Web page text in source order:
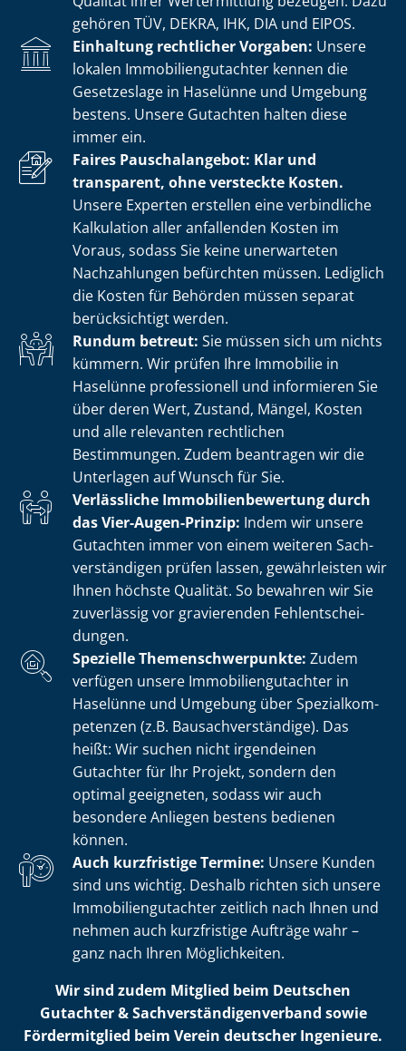
gehören TÜV, DEKRA, IHK, DIA und EIPOS.
Einhaltung rechtlicher Vorgaben: Unsere
lokalen Im­mo­bi­li­en­gut­ach­ter kennen die
Gesetzeslage in Haselünne und Umgebung
bestens. Unsere Gutachten halten diese
immer ein.
Faires Pauschalangebot: Klar und
transparent, ohne versteckte Kosten.
Unsere Experten erstellen eine verbindliche
Kalkulation aller anfallenden Kosten im
Voraus, sodass Sie keine unerwarteten
Nachzahlungen befürchten müssen. Lediglich
die Kosten für Behörden müssen separat
berücksichtigt werden.
Rundum betreut: Sie müssen sich um nichts
kümmern. Wir prüfen Ihre Immobilie in
Haselünne professionell und informieren Sie
über deren Wert, Zustand, Mängel, Kosten
und alle relevanten rechtlichen
Bestimmungen. Zudem beantragen wir die
Unterlagen auf Wunsch für Sie.
Verlässliche Im­mo­bi­li­en­be­wer­tung durch
das Vier-Augen-Prinzip: Indem wir unsere
Gutachten immer von einem weiteren Sach­
ver­stän­di­gen prüfen lassen, gewährleisten wir
Ihnen höchste Qualität. So bewahren wir Sie
zuverlässig vor gravierenden Fehl­ent­schei­
dun­gen.
Spezielle The­men­schwer­punk­te: Zudem
verfügen unsere Im­mo­bi­li­en­gut­ach­ter in
Haselünne und Umgebung über Spe­zi­al­kom­
pe­ten­zen (z.B. Bau­sach­ver­stän­di­ge). Das
heißt: Wir suchen nicht irgendeinen
Gutachter für Ihr Projekt, sondern den
optimal geeigneten, sodass wir auch
besondere Anliegen bestens bedienen
können.
Auch kurzfristige Termine: Unsere Kunden
sind uns wichtig. Deshalb richten sich unsere
Im­mo­bi­li­en­gut­ach­ter zeitlich nach Ihnen und
nehmen auch kurzfristige Aufträge wahr –
ganz nach Ihren Möglichkeiten.
Wir sind zudem Mitglied beim Deutschen
Gutachter & Sach­ver­stän­di­gen­ver­band sowie
Fördermitglied beim Verein deutscher Ingenieure.